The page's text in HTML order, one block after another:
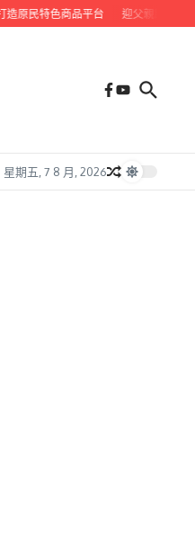
原民特色商品平台 迎父親節 九如鄉
星期五, 7 8 月, 2026